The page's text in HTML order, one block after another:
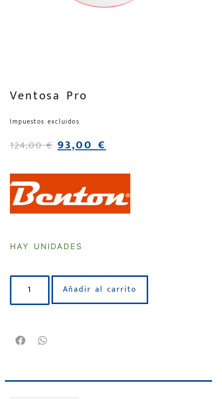
Ventosa Pro
Impuestos excluidos
124,00€ 93,00€
HAY UNIDADES
Añadir al carrito